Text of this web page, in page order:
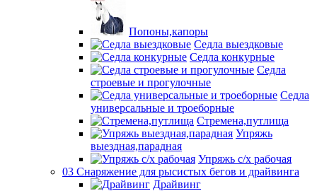
Попоны,капоры
Седла выездковые
Седла конкурные
Седла
строевые и прогулочные
Седла
универсальные и троеборные
Стремена,путлища
Упряжь
выездная,парадная
Упряжь с/х рабочая
03 Снаряжение для рысистых бегов и драйвинга
Драйвинг